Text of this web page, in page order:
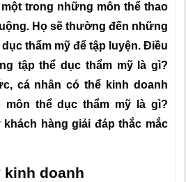
trong những môn thể thao
Họ sẽ thường đến những
thẩm mỹ để tập luyện. Điều
tập thể dục thẩm mỹ là gì?
cá nhân có thể kinh doanh
môn thể dục thẩm mỹ là gì?
khách hàng giải đáp thắc mắc
kinh doanh